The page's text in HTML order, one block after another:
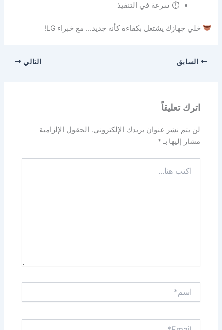
⏱ سرعة في التنفيذ
خلي جهازك يشتغل بكفاءة كأنه جديد… مع خبراء LG!
السابق التالي
اترك تعليقاً
لن يتم نشر عنوان بريدك الإلكتروني. الحقول الإلزامية
مشار إليها بـ*
هنا...